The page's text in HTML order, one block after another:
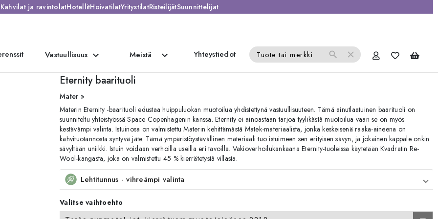
Kahvilat ja ravintolatHotellitHoivatilatYritystilatRisteilijätSuunnittelijat
Vastuullisuus expand_more Meistä expand_more Yhteystiedot Tuote tai merkki search close
Eternity baarituoli
Mater »
Materin Eternity -baarituoli edustaa huippuluokan muotoilua yhdistettynä vastuullisuuteen. Tämä ainutlaatuinen baarituoli on
suunniteltu yhteistyössä Space Copenhagenin kanssa. Eternity ei ainoastaan tarjoa tyylikästä muotoilua vaan se on myös
kestävämpi valinta. Istuinosa on valmistettu Materin kehittämästä Matek-materiaalista, jonka keskeisenä raaka-aineena on
kahvituotannosta syntyvä jäte. Tämä ympäristöystävällinen materiaali tuo istuimeen sen erityisen sävyn, ja jokainen kappale onkin
sävyltään uniikki. Istuin voidaan verhoilla useilla eri tavoilla. Vakioverhoilukankaana Eternity-tuoleissa käytetään Kvadratin Re-
Wool-kangasta, joka on valmistettu 45 % kierrätetystä villasta.
Lehtitunnus - vihreämpi valinta
Valitse vaihtoehto